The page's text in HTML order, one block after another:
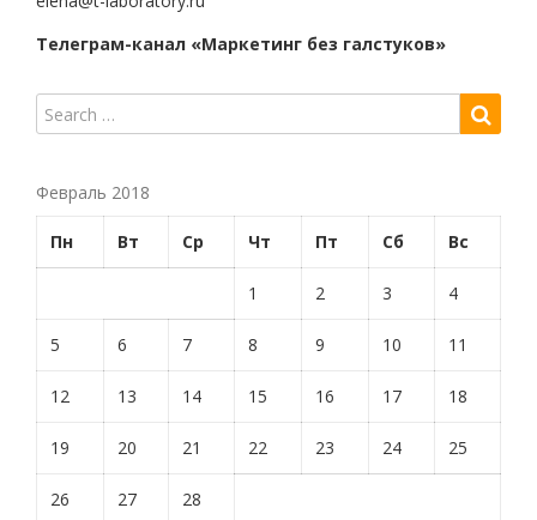
Телеграм-канал «Маркетинг без галстуков»
Февраль 2018
Пн Вт Ср Чт Пт Сб Вс
1 2 3 4
5 6 7 8 9 10 11
12 13 14 15 16 17 18
19 20 21 22 23 24 25
26 27 28